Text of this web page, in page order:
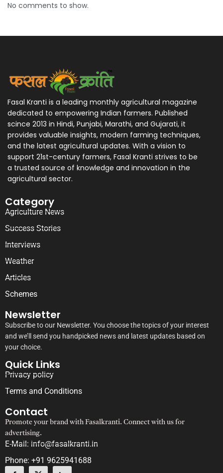
No comments to show.
Fasal Kranti is a leading monthly agricultural magazine
dedicated to empowering Indian farmers. Published
scince 2013 in Hindi, Punjabi, Marathi, and Gujarati, it
provides valuable insights, modern farming techniques,
and the latest agricultural updates. With a vision to
support 21st-century farmers, Fasal Kranti strives to be
a trusted source of knowledge and innovation in the
agricultural sector.
Category
Agriculture News
Success Stories
Interviews
Weather
Articles
Schemes
Newsletter
Subscribe to our Newsletter. You choose the topics of your interest
and we’ll send you handpicked news and latest updates based on
your choice.
Quick Links
Privacy policy
Terms and Conditions
Contact
Promote your brand with Fasalkranti. Connect with us for
advertising.
E-Mail: info@fasalkranti.in
Phone: +91 9625941688